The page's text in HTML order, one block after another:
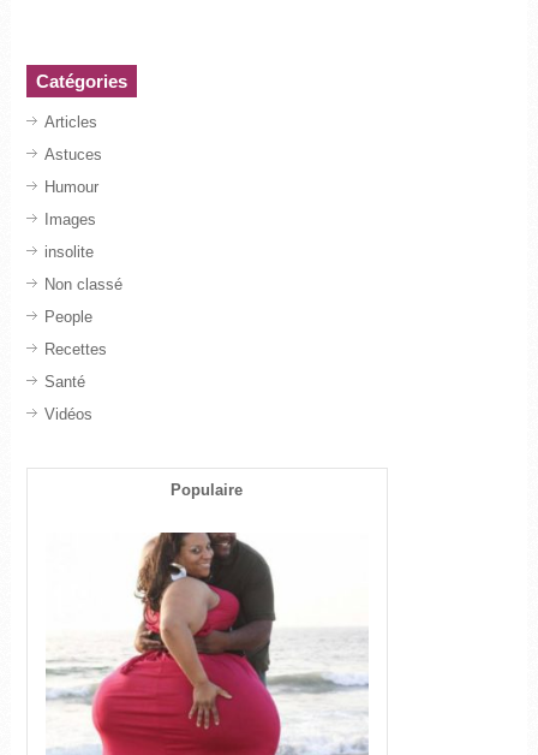
Catégories
Articles
Astuces
Humour
Images
insolite
Non classé
People
Recettes
Santé
Vidéos
Populaire